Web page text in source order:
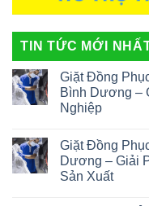
TIN TỨC MỚI
Giặt Đồng
Bình Dương –
Nghiệp
Giặt Đồng
Dương – Giải
Sản Xuất